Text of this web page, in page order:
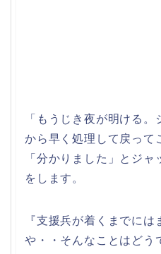
「もうじき夜が明ける
から早く処理して戻って
「分かりました」とジ
をします。
『支援兵が着くまでに
や・・そんなことはどう